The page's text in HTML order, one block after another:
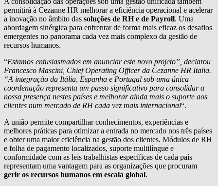
permitirá à Cezanne HR melhorar a eficiência operacional e acelerar
a inovação no âmbito das soluções de RH e de Payroll. Uma
abordagem sinérgica para enfrentar de forma mais eficaz os desafios
emergentes no panorama cada vez mais complexo da gestão de
recursos humanos.
“Estamos entusiasmados em anunciar este novo projeto”, declarou
Francesco Mascini, Chief Operating Officer da Cezanne HR Italia.
“A integração da Itália, Espanha e Portugal sob uma única
coordenação representa um passo significativo para consolidar a
nossa presença nestes países e melhorar ainda mais o suporte aos
clientes num mercado de RH cada vez mais internacional“.
A união permite compartilhar conhecimentos, experiências e
melhores práticas para otimizar a entrada no mercado nos três países
e obter uma maior eficiência na gestão dos clientes. Módulos de RH
e folha de pagamento localizados, suporte multilíngue e
conformidade com as leis trabalhistas específicas de cada país
representam uma vantagem para as organizações que procuram
gerir os recursos humanos em escala global.